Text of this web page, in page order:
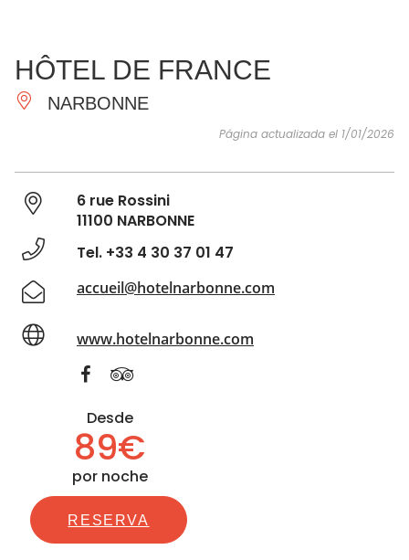
IMPRESCINDIBLES
HACER
INSPIRACIONES
HÔTEL DE FRANCE
NARBONNE
Página actualizada el 1/01/2026
6 rue Rossini
11100 NARBONNE
Tel. +33 4 30 37 01 47
accueil@hotelnarbonne.com
www.hotelnarbonne.com
Desde
89€
por noche
RESERVA